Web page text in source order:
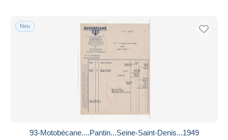
Neu
93-Motobécane....Pantin...Seine-Saint-Denis...1949